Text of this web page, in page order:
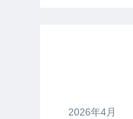
2026年4月